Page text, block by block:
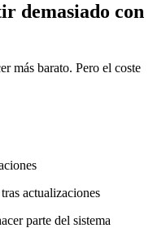
demasiado con
más barato. Pero el coste
actualizaciones
parte del sistema